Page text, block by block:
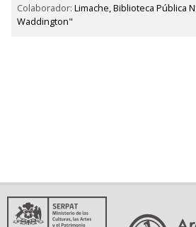
Colaborador: Limache, Biblioteca Pública
Waddington"